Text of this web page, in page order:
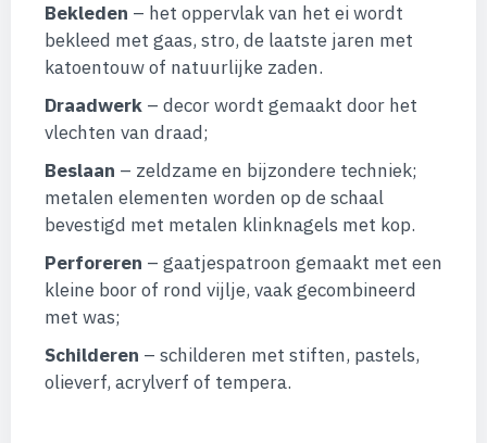
Bekleden – het oppervlak van het ei wordt
bekleed met gaas, stro, de laatste jaren met
katoentouw of natuurlijke zaden.
Draadwerk– decor wordt gemaakt door het
vlechten van draad;
Beslaan – zeldzame en bijzondere techniek;
metalen elementen worden op de schaal
bevestigd met metalen klinknagels met kop.
Perforeren – gaatjespatroon gemaakt met een
kleine boor of rond vijlje, vaak gecombineerd
met was;
Schilderen – schilderen met stiften, pastels,
olieverf, acrylverf of tempera.